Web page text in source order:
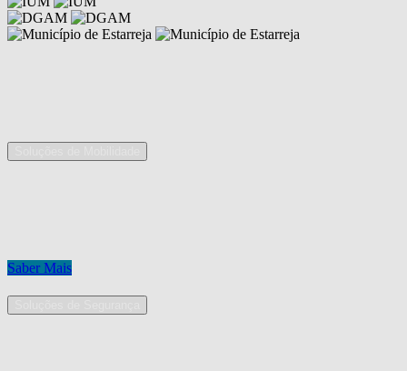
Saber Mais